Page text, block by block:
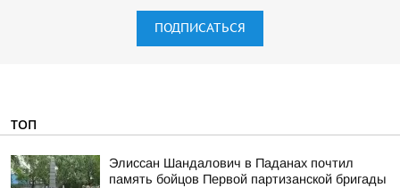
ПОДПИСАТЬСЯ
ТОП
Элиссан Шандалович в Паданах почтил
память бойцов Первой партизанской бригады